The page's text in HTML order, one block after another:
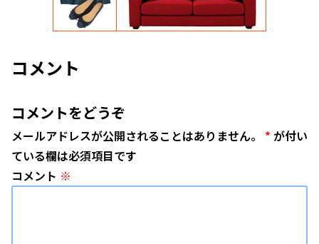
コメント
コメントをどうぞ
メールアドレスが公開されることはありません。 * が付い
ている欄は必須項目です
コメント ※